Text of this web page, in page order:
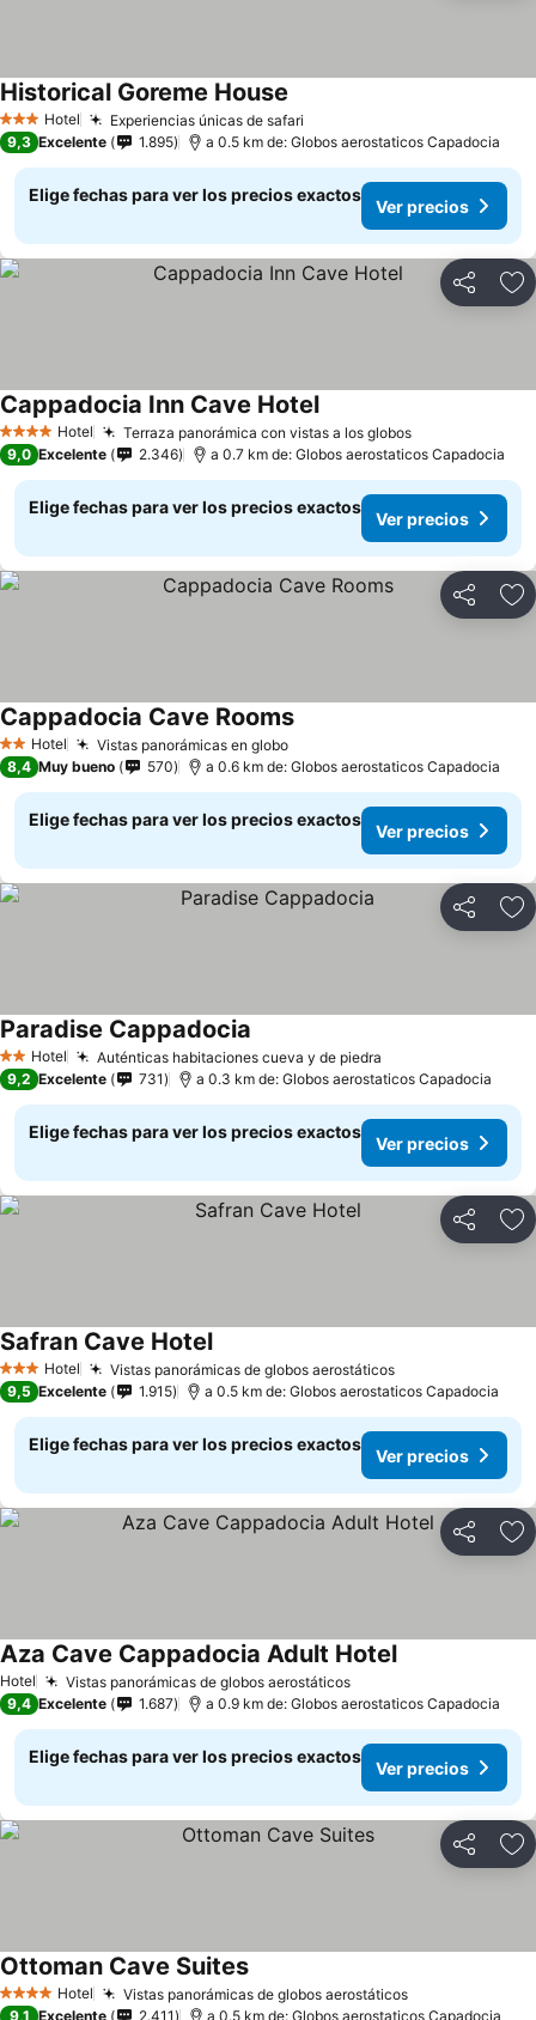
3 Estrellas
Hotel Experiencias únicas de safari
Historical Goreme House
9,3 Excelente 1.895 a 0.5 km de: Globos aerostaticos Capadocia
Elige fechas para ver los precios exactos
Ver precios
Compartir
4 EstrellasHotel Terraza panorámica con vistas a los globos
Cappadocia Inn Cave Hotel
9,0 Excelente 2.346 a 0.7 km de: Globos aerostaticos Capadocia
Elige fechas para ver los precios exactos
Ver precios
Compartir
2 Estrellas
Hotel Vistas panorámicas en globo
Cappadocia Cave Rooms
8,4 Muy bueno 570 a 0.6 km de: Globos aerostaticos Capadocia
Elige fechas para ver los precios exactos
Ver precios
Compartir
2 Estrellas
Hotel Auténticas habitaciones cueva y de piedra
Paradise Cappadocia
9,2 Excelente 731 a 0.3 km de: Globos aerostaticos Capadocia
Elige fechas para ver los precios exactos
Ver precios
Compartir
3 Estrellas
Hotel Vistas panorámicas de globos aerostáticos
Safran Cave Hotel
9,5 Excelente 1.915 a 0.5 km de: Globos aerostaticos Capadocia
Elige fechas para ver los precios exactos
Ver precios
Compartir
Hotel Vistas panorámicas de globos aerostáticos
Aza Cave Cappadocia Adult Hotel
9,4 Excelente 1.687 a 0.9 km de: Globos aerostaticos Capadocia
Elige fechas para ver los precios exactos
Ver precios
Compartir
4 EstrellasHotel Vistas panorámicas de globos aerostáticos
Ottoman Cave Suites
9,1 Excelente 2.411 a 0.5 km de: Globos aerostaticos Capadocia